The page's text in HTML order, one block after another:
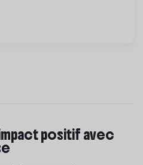
positif avec